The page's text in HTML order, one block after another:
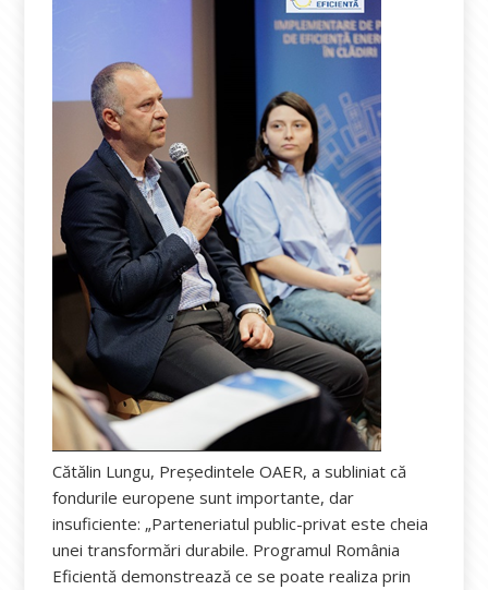
Cătălin Lungu, Președintele OAER, a subliniat că
fondurile europene sunt importante, dar
insuficiente: „Parteneriatul public-privat este cheia
unei transformări durabile. Programul România
Eficientă demonstrează ce se poate realiza prin